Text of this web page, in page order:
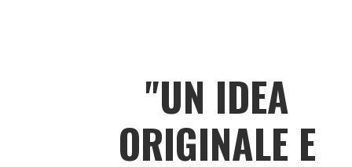
"UN IDEA
ORIGINALE E